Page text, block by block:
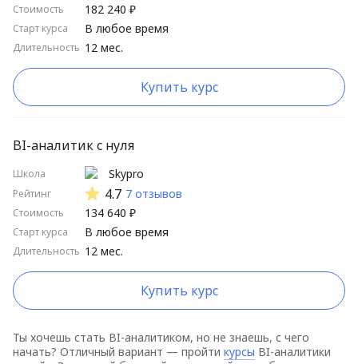
Стоимость
Старт курса
Длительность
182 240 ₽
12 мес.
В любое время
Купить курс
BI-аналитик с нуля
Школа
Рейтинг
Стоимость
Старт курса
Длительность
Skypro
4.7 7 отзывов
134 640 ₽
12 мес.
В любое время
Купить курс
Ты хочешь стать BI-аналитиком, но не знаешь, с чего
начать? Отличный вариант — пройти курсы BI-аналитики